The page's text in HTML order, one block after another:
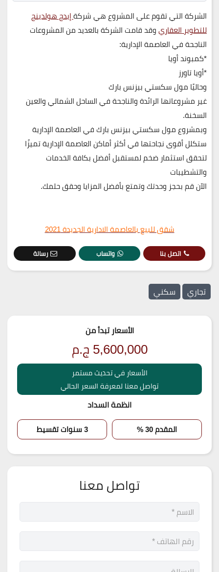
الشركة التي تقوم على المشروع هي شركةإيدج هولدينج
للتطوير العقاريوقد قامت الشركة بالعديد من المشروعات
الناجحة في العاصمة الإدارية:
*كمبوند أويا
*أويا تاورز
وحاليًا مول سكستي بيزنس بارك
غير مشروعاتها الرائدة والناجحة في الساحل الشمالي والعين
السخنة.
وبمشروع مول سكستي بيزنس بارك في العاصمة الإدارية
ستكلل أقوى نجاحتها في أكثر أماكن العاصمة الإدارية تميزًا
لتحقق استثمار ضخم لمستقبل أفضل بكافة الخدمات
والتشطيبات
الآن قم بحجز وحدتك وتمتع بأفضل المزايا وحقق حلمك.
شقق للبيع بالعاصمة الادارية الجديدة 2021
اتصل بنا واتساب رسالة
تجاري سكني
الأسعار تبدأ من
5,600,000ج.م
الأسعار في تحديث مستمر
تواصل معنا لمعرفة السعر الحالي
انظمة السداد
المقدم 30 % 3 سنوات تقسيط
تواصل معنا